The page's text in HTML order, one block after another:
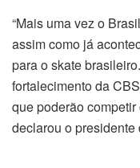
“Mais uma vez o
assim como já
para o skate
fortalecimento da
que poderão
declarou o